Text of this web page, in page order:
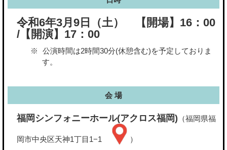
令和6年3月9日（土） 【開場】16：00
/【開演】17：00
公演時間は2時間30分(休憩含む)を予定しておりま
す。
会 場
福岡シンフォニーホール(アクロス福岡) （福岡県福
岡市中央区天神1丁目1−1 ）